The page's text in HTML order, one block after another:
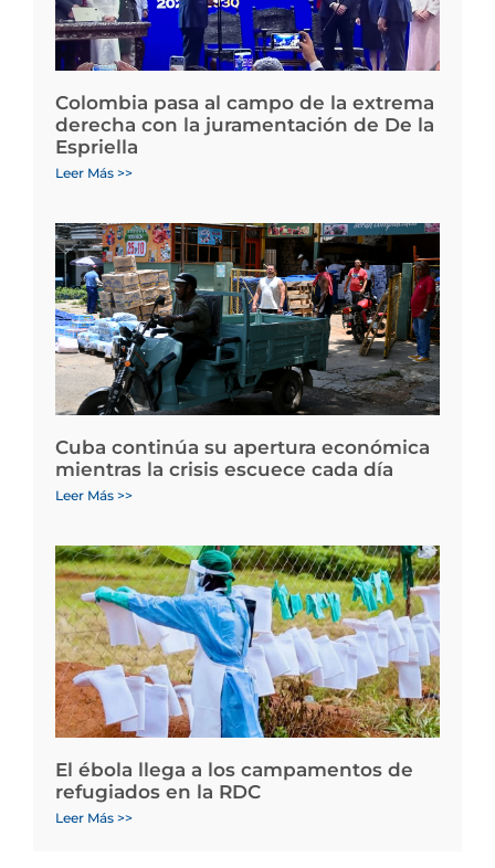
Colombia pasa al campo de la extrema
derecha con la juramentación de De la
Espriella
Leer Más >>
Cuba continúa su apertura económica
mientras la crisis escuece cada día
Leer Más >>
El ébola llega a los campamentos de
refugiados en la RDC
Leer Más >>